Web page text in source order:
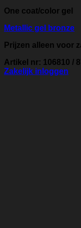
One coat/color gel
Metallic gel bronze
Prijzen alleen voor
Artikel nr: 106810 /
Zakelijk inloggen